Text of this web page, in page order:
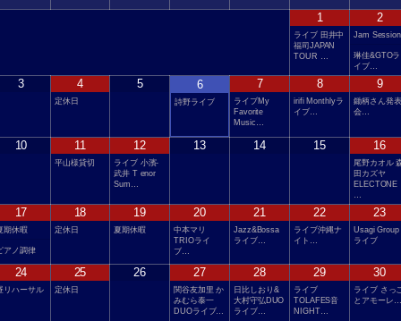
1
ライブ 田井中
福司JAPAN
TOUR …
2
Jam Session
琳佳&GTOラ
イブ…
3 4
定休日
5 6
詩野ライブ
7
ライブMy
Favorite
Music…
8
irifi Monthlyラ
イブ…
9
鋤柄さん発表
会…
10 11
平山様貸切
12
ライブ 小濱-
武井 T enor
Sum…
13 14 15 16
尾野カオル
田カズヤ
ELECTONE
17
期休暇
アノ調律
18
定休日
19
夏期休暇
20
中本マリ
TRIOライ
ブ…
21
Jazz&Bossa
ライブ…
22
ライブ沖縄ナ
イト…
23
Usagi Group
ライブ
24
リハーサル
25
定休日
26 27
関谷友加里 か
みむら泰一
DUOライブ…
28
日比しおり&
大村守弘DUO
ライブ…
29
ライブ
TOLAFES音
NIGHT…
30
ライブ さっ
とアモーレ…